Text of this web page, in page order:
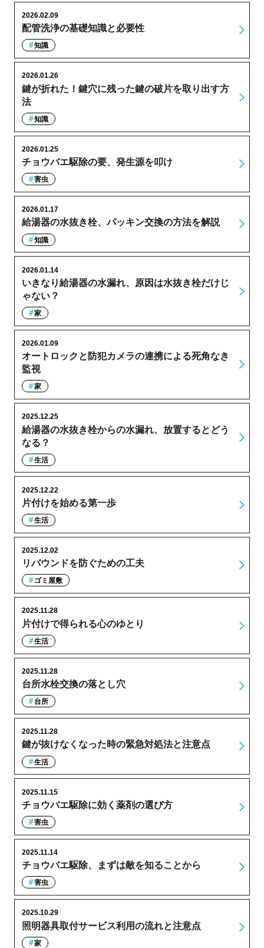
配管洗浄の基礎知識と必要性
2026.02.09
知識
鍵が折れた！鍵穴に残った鍵の破片を取り出す方
法
2026.01.26
知識
チョウバエ駆除の要、発生源を叩け
2026.01.25
害虫
給湯器の水抜き栓、パッキン交換の方法を解説
2026.01.17
知識
いきなり給湯器の水漏れ、原因は水抜き栓だけじ
ゃない？
2026.01.14
家
オートロックと防犯カメラの連携による死角なき
監視
2026.01.09
家
給湯器の水抜き栓からの水漏れ、放置するとどう
なる？
2025.12.25
生活
片付けを始める第一歩
2025.12.22
生活
リバウンドを防ぐための工夫
2025.12.02
ゴミ屋敷
片付けで得られる心のゆとり
2025.11.28
生活
台所水栓交換の落とし穴
2025.11.28
台所
鍵が抜けなくなった時の緊急対処法と注意点
2025.11.28
生活
チョウバエ駆除に効く薬剤の選び方
2025.11.15
害虫
チョウバエ駆除、まずは敵を知ることから
2025.11.14
害虫
照明器具取付サービス利用の流れと注意点
2025.10.29
家